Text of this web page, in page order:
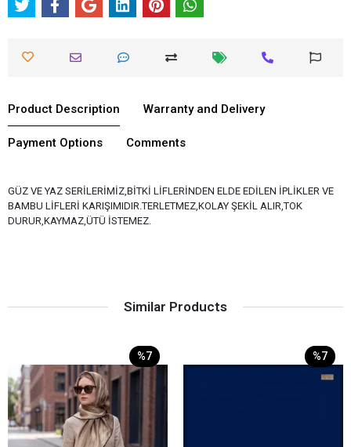
Product Description Warranty and Delivery
Payment Options Comments
GÜZ VE YAZ SERİLERİMİZ,BİTKİ LİFLERİNDEN ELDE EDİLEN İPLİKLER VE
BAMBU LİFLERİ KARIŞIMIDIR.TERLETMEZ,KOLAY ŞEKİL ALIR,TOK
DURUR,KAYMAZ,ÜTÜ İSTEMEZ.
Similar Products
%7 %7